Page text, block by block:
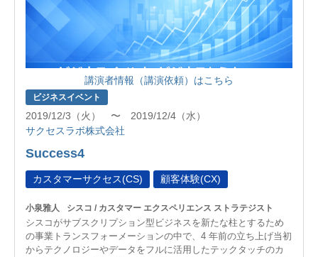
講演者情報（講演依頼）はこちら
ビジネスイベント
2019/12/3（火） 〜 2019/12/4（水）
サクセスラボ株式会社
Success4
カスタマーサクセス(CS) 顧客体験(CX)
小泉雅人 シスコ / カスタマー エクスペリエンス ストラテジスト
シスコがサブスクリプション型ビジネスを新たな柱とするため
の事業トランスフォーメーションの中で、4 年前の立ち上げ当初
からテクノロジーやデータをフルに活用したテックタッチのカ